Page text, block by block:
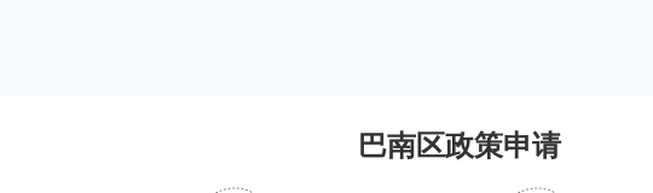
巴南区政策申请